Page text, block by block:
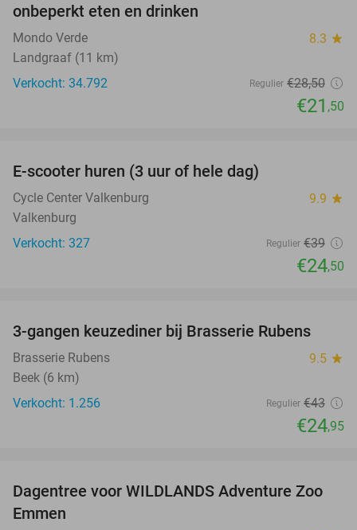
onbeperkt eten en drinken
Mondo Verde 8.3 star
Landgraaf (11 km)
Verkocht: 34.792
Regulier €28,50
€21 ,50
E-scooter huren (3 uur of hele dag)
Cycle Center Valkenburg 9.9 star
Valkenburg
Verkocht: 327
Regulier €39
€24,50
42%
3-gangen keuzediner bij Brasserie Rubens
Brasserie Rubens 9.5 star
Beek (6 km)
Verkocht: 1.256
Regulier €43
€24,95
24%
Dagentree voor WILDLANDS Adventure Zoo
Emmen